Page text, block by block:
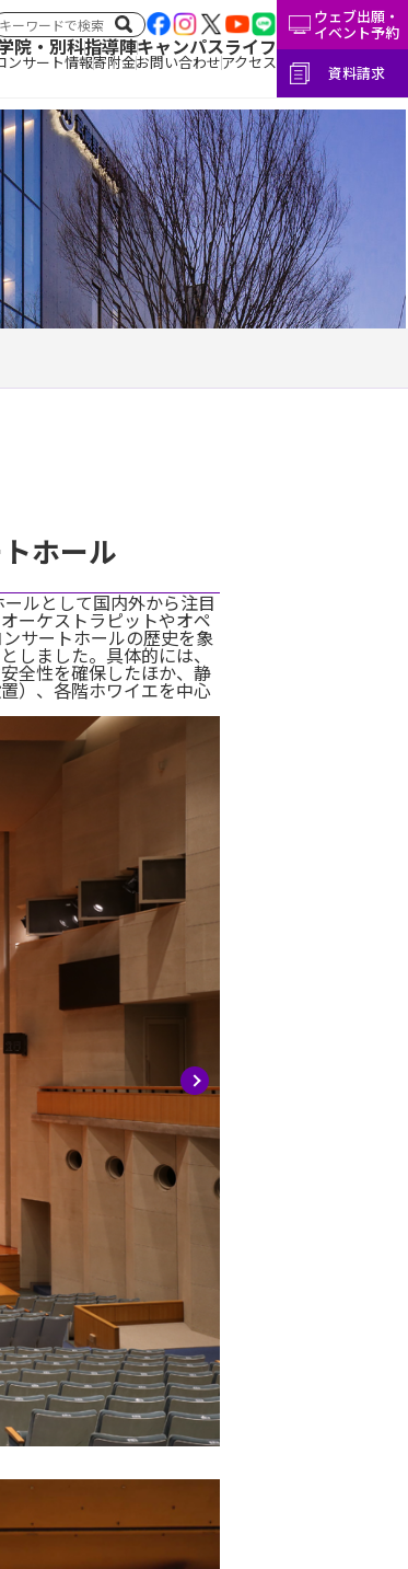
イト内検索
院・別科指導陣キャンパスライフ
ンサート情報寄附金お問い合わせアクセス
ウェブ出願・
イベント予約
資料請求
ホール
ルとして国内外から注目
ーケストラピットやオペ
サートホールの歴史を象
しました。具体的には、
全性を確保したほか、静
）、各階ホワイエを中心